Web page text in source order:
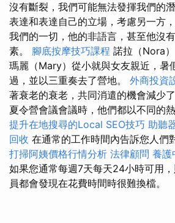
沒有斷裂，我們可能無法發揮我們的
表達和表達自己的立場，考慮另一方
我們的一切，他的非語言，甚至他沒
素。 腳底按摩技巧課程 諾拉（Nora
瑪麗（Mary）從小就與女友親近，暑
過，並以三重奏去了營地。 外商投資
著衰老的衰老，共同消遣的機會減少
夏令營會議會議時，他們都以不同的
提升在地搜尋的Local SEO技巧 助聽
回收 在通常的工作時間內告訴您人們
打掃阿姨價格行情分析 法律顧問 養護
如果您通常每週7天每天24小時可用
員都會發現在花費時間時很難換檔。